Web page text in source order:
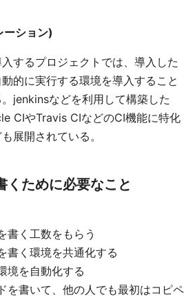
ーション)
するプロジェクトでは、導入した
的に実行する環境を導入すること
jenkinsなどを利用して構築した
CIやTravis CIなどのCI機能に特化
展開されている。
くために必要なこと
書く工数をもらう
書く環境を共通化する
境を自動化する
を書いて、他の人でも最初はコピペ